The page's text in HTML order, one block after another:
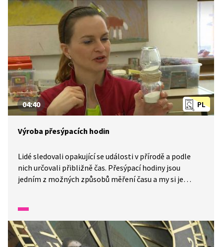
PL
04:40
Výroba přesýpacích hodin
Lidé sledovali opakující se události v přírodě a podle
nich určovali přibližně čas. Přesýpací hodiny jsou
jedním z možných způsobů měření času a my si je
tavící pistoli, šídlo a jemný písek. Ukážeme si také, jak
přesýpací hodiny kalibrovat.